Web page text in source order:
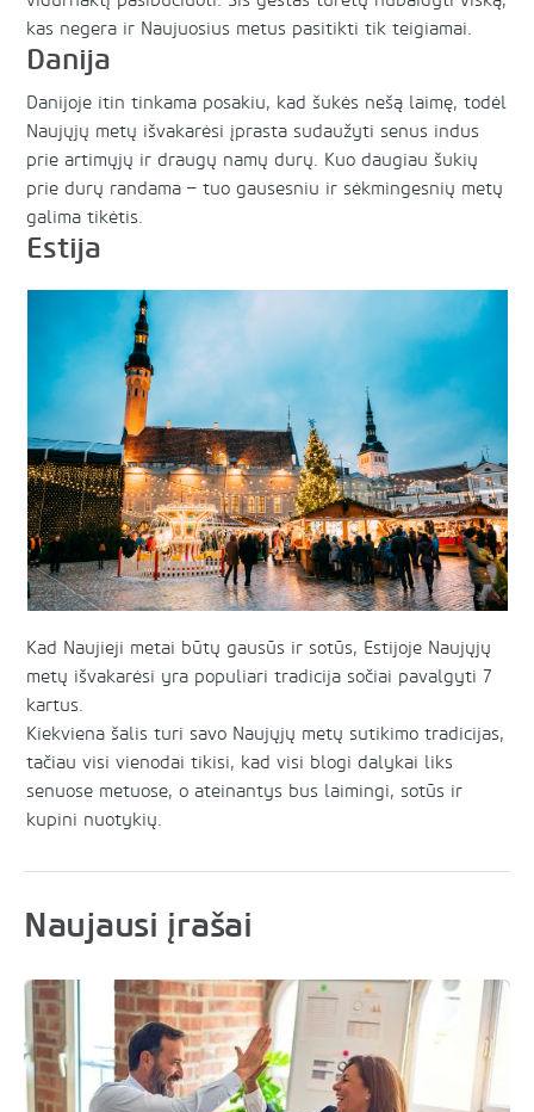
kas negera ir Naujuosius metus pasitikti tik teigiamai.
Danija
Danijoje itin tinkama posakiu, kad šukės nešą laimę, todėl
Naujųjų metų išvakarėsi įprasta sudaužyti senus indus
prie artimųjų ir draugų namų durų. Kuo daugiau šukių
prie durų randama – tuo gausesniu ir sėkmingesnių metų
galima tikėtis.
Estija
Kad Naujieji metai būtų gausūs ir sotūs, Estijoje Naujųjų
metų išvakarėsi yra populiari tradicija sočiai pavalgyti 7
kartus.
Kiekviena šalis turi savo Naujųjų metų sutikimo tradicijas,
tačiau visi vienodai tikisi, kad visi blogi dalykai liks
senuose metuose, o ateinantys bus laimingi, sotūs ir
kupini nuotykių.
Naujausi įrašai